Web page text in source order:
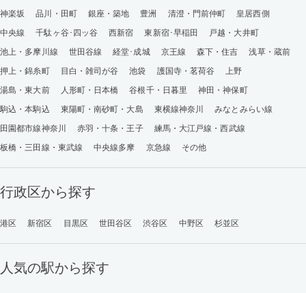
神楽坂
品川・田町 銀座・築地 豊洲 清澄・門前仲町
皇居西側
中央線
千駄ヶ谷･四ッ谷 西新宿 東新宿･早稲田
戸越・大井町
池上・多摩川線
世田谷線 経堂･成城 京王線 森下・住吉
浅草・蔵前
押上・錦糸町
目白・雑司が谷 池袋 護国寺・茗荷谷
上野
湯島・東大前
人形町・日本橋 谷根千・日暮里
神田・神保町
駒込・本駒込
東陽町・南砂町・大島 東横線神奈川
みなとみらい線
田園都市線神奈川
赤羽・十条・王子
練馬・大江戸線・西武線
板橋・三田線・東武線
中央線多摩 京急線 その他
行政区から探す
港区 新宿区 目黒区 世田谷区 渋谷区 中野区 杉並区
人気の駅から探す